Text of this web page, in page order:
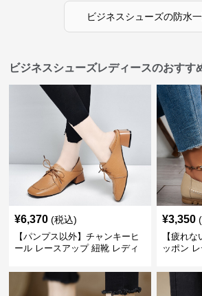
ビジネスシューズの防水
ビジネスシューズレディースのおすす
¥6,370 (税込)
【パンプス以外】チャンキーヒ
ール レースアップ 紐靴 レディ
ーツ スクエアトゥ 歩きやすい
¥3,350
【疲れ
ッポン
ジュアル